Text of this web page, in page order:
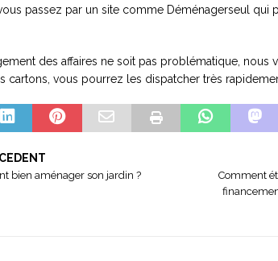
passez par un site comme Déménagerseul qui
des affaires ne soit pas problématique, nous
cartons, vous pourrez les dispatcher très
bien aménager son jardin ?
Comment